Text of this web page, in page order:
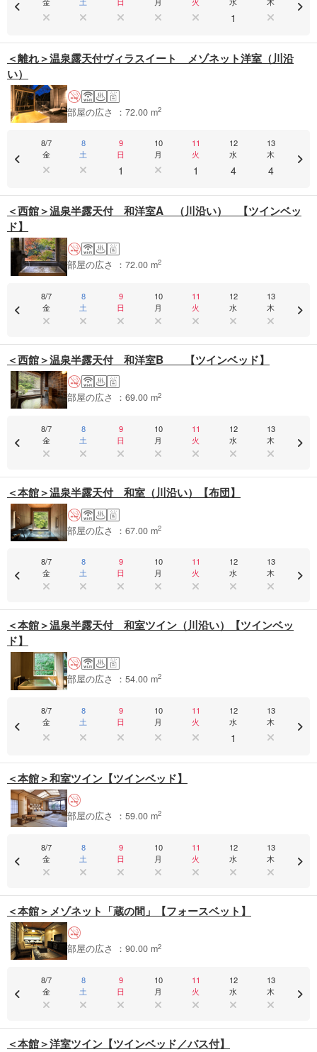
1
＜離れ＞温泉露天付ヴィラスイート メゾネット洋室（川沿
い）
部屋の広さ ：72.00 m2
8/7
金
8
土
9
日
10
月
11
火
12
水
13
木
1 1 4 4
＜西館＞温泉半露天付 和洋室A （川沿い） 【ツインベッ
ド】
部屋の広さ ：72.00 m2
8/7
金
8
土
9
日
10
月
11
火
12
水
13
木
＜西館＞温泉半露天付 和洋室B 【ツインベッド】
部屋の広さ ：69.00 m2
8/7
金
8
土
9
日
10
月
11
火
12
水
13
木
＜本館＞温泉半露天付 和室（川沿い）【布団】
部屋の広さ ：67.00 m2
8/7
金
8
土
9
日
10
月
11
火
12
水
13
木
＜本館＞温泉半露天付 和室ツイン（川沿い）【ツインベッ
ド】
部屋の広さ ：54.00 m2
8/7
金
8
土
9
日
10
月
11
火
12
水
13
木
1
＜本館＞和室ツイン【ツインベッド】
部屋の広さ ：59.00 m2
8/7
金
8
土
9
日
10
月
11
火
12
水
13
木
＜本館＞メゾネット「蔵の間」【フォースベット】
部屋の広さ ：90.00 m2
8/7
金
8
土
9
日
10
月
11
火
12
水
13
木
＜本館＞洋室ツイン【ツインベッド／バス付】